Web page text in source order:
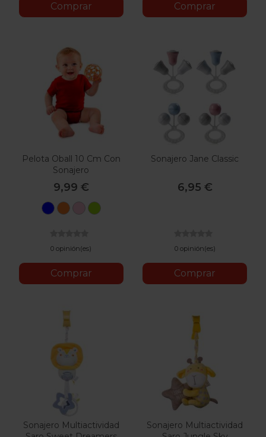
Comprar Comprar
Pelota Oball 10 Cm Con
Sonajero
9,99 €
AzulNaranja
RosaVerde
0 opinión(es)
Comprar
Sonajero Jane Classic
6,95 €
0 opinión(es)
Comprar
Sonajero Multiactividad
Sonajero Multiactividad